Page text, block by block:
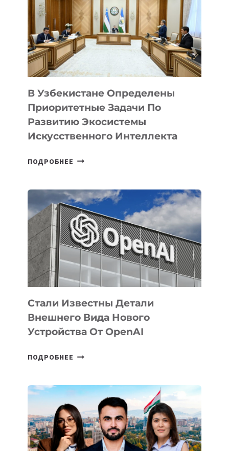
В Узбекистане Определены
Приоритетные Задачи По
Развитию Экосистемы
Искусственного Интеллекта
ПОДРОБНЕЕ В
ПРИОРИТЕТНЫЕ
ЗАДАЧИ
ПО
РАЗВИТИЮ
ЭКОСИСТЕМЫ
ИСКУССТВЕННОГО
ИНТЕЛЛЕКТА
Стали Известны Детали
Внешнего Вида Нового
Устройства От OpenAI
ПОДРОБНЕЕ СТАЛИ
ВНЕШНЕГО
ВИДА
НОВОГО
УСТРОЙСТВА
ОТ